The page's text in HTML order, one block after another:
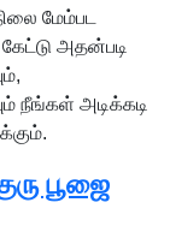
மேம்பட
அதன்படி
நீங்கள் அடிக்கடி
பூஜை